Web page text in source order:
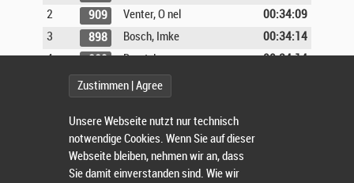
2
909 Venter, O nel
00:34:09
3
898 Bosch, Imke
00:34:14
4
889 Borst, Lea
00:34:14
894 Herrmann, Finja
897 Bodenschatz, Julia
903
891 Binsteiner, Klara
Zustimmen | Agree
Unsere Webseite nutzt nur technisch
notwendige Cookies. Wenn Sie auf dieser
Webseite bleiben, nehmen wir an, dass
Sie damit einverstanden sind. Wie wir